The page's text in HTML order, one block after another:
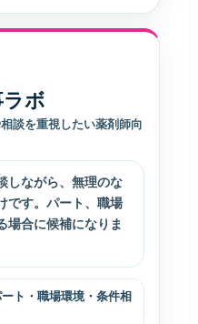
ボ
談を重視したい薬剤師向
しながら、無理のな
です。パート、職場
場合に候補になりま
ト・職場環境・条件相